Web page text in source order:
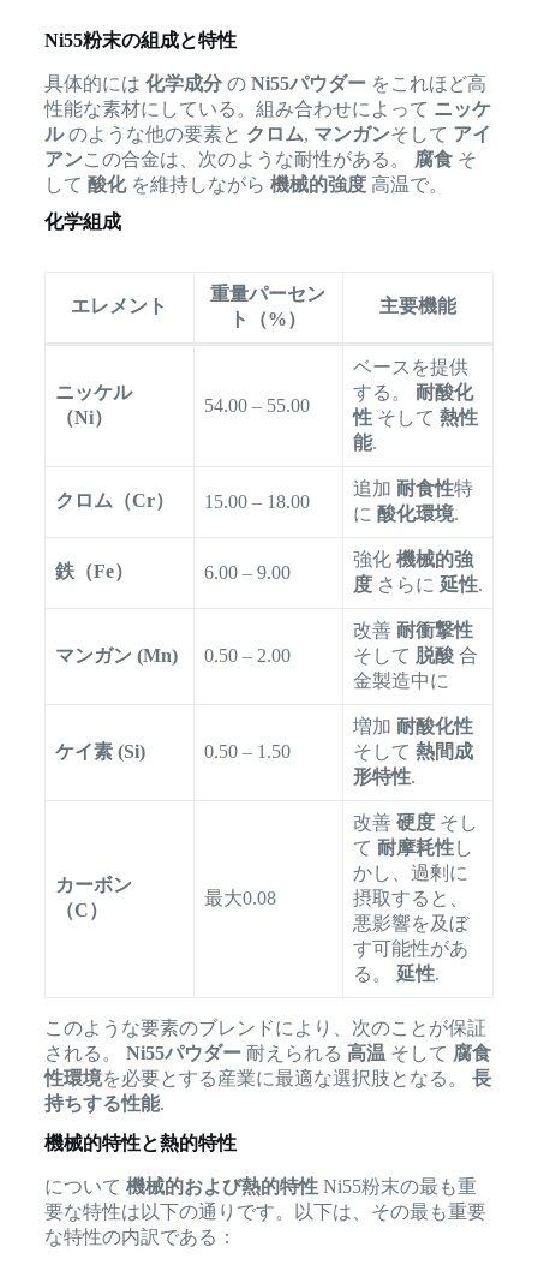
Ni55粉末の組成と特性
具体的には 化学成分の Ni55パウダーをこれほど高
性能な素材にしている。組み合わせによって ニッケ
ルのような他の要素と クロム, マンガンそして アイ
アンこの合金は、次のような耐性がある。 腐食そ
して 酸化を維持しながら 機械的強度高温で。
化学組成
エレメント
重量パーセン
ト（%）
主要機能
ニッケル
（Ni）
54.00 – 55.00
ベースを提供
する。 耐酸化
性そして 熱性
能.
クロム（Cr） 15.00 – 18.00
追加 耐食性特
に 酸化環境.
鉄（Fe） 6.00 – 9.00
強化 機械的強
度さらに 延性.
マンガン (Mn) 0.50 – 2.00
改善 耐衝撃性
そして 脱酸合
金製造中に
ケイ素 (Si) 0.50 – 1.50
増加 耐酸化性
そして 熱間成
形特性.
カーボン
（C）
最大0.08
改善 硬度そし
て 耐摩耗性し
かし、過剰に
摂取すると、
悪影響を及ぼ
す可能性があ
る。 延性.
このような要素のブレンドにより、次のことが保証
される。 Ni55パウダー耐えられる 高温 そして 腐食
性環境を必要とする産業に最適な選択肢となる。 長
持ちする性能.
機械的特性と熱的特性
について 機械的および熱的特性Ni55粉末の最も重
要な特性は以下の通りです。以下は、その最も重要
な特性の内訳である：